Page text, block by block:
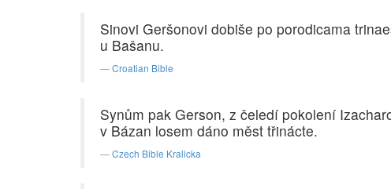
Sinovi Geršonovi dobiše po porodicama
u Bašanu.
Croatian Bible
Synům pak Gerson, z čeledí pokolení
v Bázan losem dáno měst třinácte.
Czech Bible Kralicka